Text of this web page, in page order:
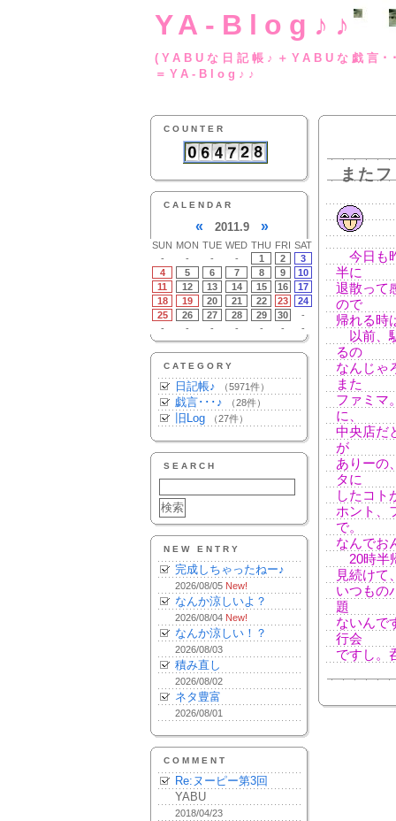
YA-Blog♪♪
(YABUな日記帳♪
＝YA-Blog♪♪
COUNTER
CALENDAR
« 2011.9 »
SUN MON TUE WED THU FRI SAT
-
- - - 1 2
3
4
5 6 7 8 9
10
11
12 13 14 15 16
17
18
19 20 21 22 23
24
25
26 27 28 29 30
-
-
- - - - - -
CATEGORY
日記帳♪ （5971件）
戯言･･･♪ （28件）
旧Log （27件）
SEARCH
NEW ENTRY
完成しちゃったねー♪
2026/08/05 New!
なんか涼しいよ？
2026/08/04 New!
なんか涼しい！？
2026/08/03
積み直し
2026/08/02
ネタ豊富
2026/08/01
COMMENT
Re:ヌーピー第3回
YABU
2018/04/23
また
今日も
半に
退散って
ので
帰れる時
以前、
るの
なんじゃ
また
ファミマ
に、
中央店だ
が
ありーの
タに
したコト
ホント、
で。
なんでお
20時半
見続けて
いつもの
題
ないんで
行会
ですし。